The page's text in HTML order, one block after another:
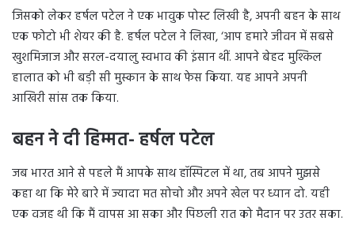
जिसको लेकर हर्षल पटेल ने एक भावुक पोस्ट लिखी है, अपनी बहन के साथ
एक फोटो भी शेयर की है. हर्षल पटेल ने लिखा, ‘आप हमारे जीवन में सबसे
खुशमिजाज और सरल-दयालु स्वभाव की इंसान थीं. आपने बेहद मुश्किल
हालात को भी बड़ी सी मुस्कान के साथ फेस किया. यह आपने अपनी
आखिरी सांस तक किया.
बहन ने दी हिम्मत- हर्षल पटेल
जब भारत आने से पहले मैं आपके साथ हॉस्पिटल में था, तब आपने मुझसे
कहा था कि मेरे बारे में ज्यादा मत सोचो और अपने खेल पर ध्यान दो. यही
एक वजह थी कि मैं वापस आ सका और पिछली रात को मैदान पर उतर सका.